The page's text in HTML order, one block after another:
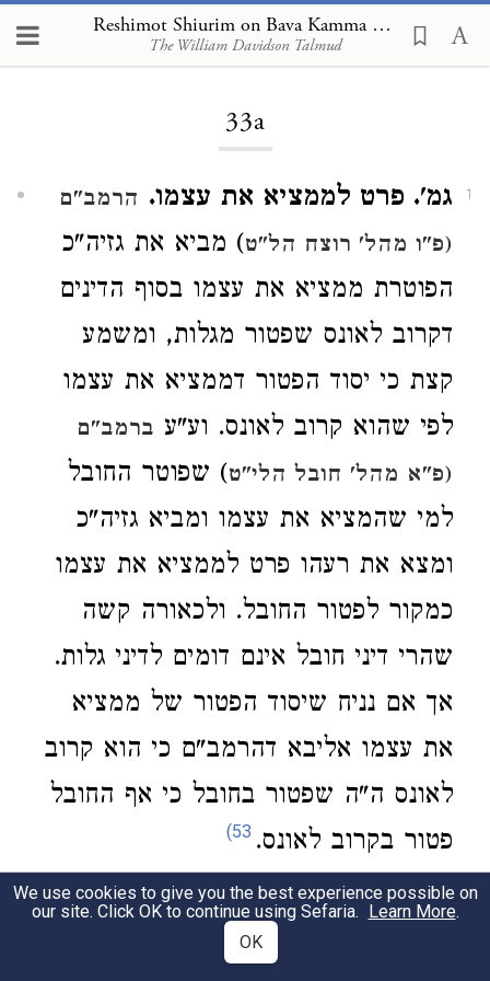
Reshimot Shiurim on Bava Kamma 33a
The William Davidson Talmud
Loading...
33a
1 גמ'. פרט לממציא את עצמו. הרמב"ם
(פ"ו מהל' רוצח הל"ט) מביא את גזיה"כ
הפוטרת ממציא את עצמו בסוף הדינים
דקרוב לאונס שפטור מגלות, ומשמע
קצת כי יסוד הפטור דממציא את עצמו
לפי שהוא קרוב לאונס. וע"ע ברמב"ם
(פ"א מהל' חובל הלי"ט) שפוטר החובל
למי שהמציא את עצמו ומביא גזיה"כ
ומצא את רעהו פרט לממציא את עצמו
כמקור לפטור החובל. ולכאורה קשה
שהרי דיני חובל אינם דומים לדיני גלות.
אך אם נניח שיסוד הפטור של ממציא
את עצמו אליבא דהרמב"ם כי הוא קרוב
לאונס ה"ה שפטור בחובל כי אף החובל
פטור בקרוב לאונס. 53)
תוס' ד"ה שנישוורים.ז"ל דלר"ע
איצטריך כו' ואפילו לר' ישמעאל נמי כו'
We use cookies to give you the best experience possible on
our site. Click OK to continue using Sefaria. Learn More.
OK